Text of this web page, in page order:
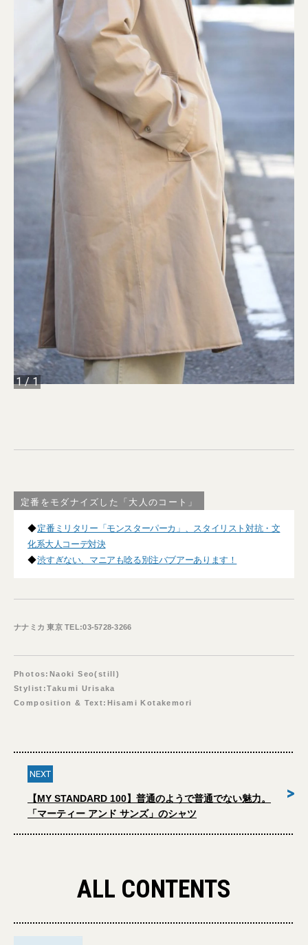
1/1
定番をモダナイズした「大人のコート」
◆定番ミリタリー「モンスターパーカ」、スタイリスト対抗・文
化系大人コーデ対決
◆渋すぎない、マニアも唸る別注バブアーあります！
ナナミカ 東京 TEL:03-5728-3266
Photos:Naoki Seo(still)
Stylist:Takumi Urisaka
Composition & Text:Hisami Kotakemori
NEXT
【MY STANDARD 100】普通のようで普通でない魅力。
「マーティー アンド サンズ」のシャツ
>
ALL CONTENTS